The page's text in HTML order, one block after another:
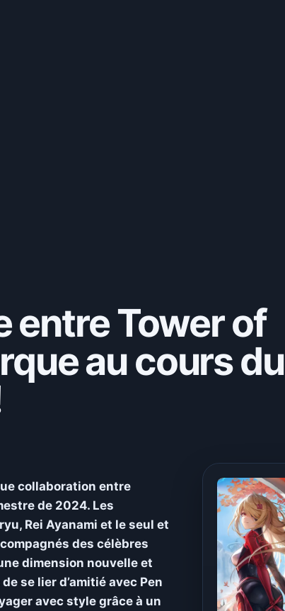
entre Tower of
au cours du
collaboration entre
de 2024. Les
Rei Ayanami et le seul et
des célèbres
dimension nouvelle et
se lier d’amitié avec Pen
avec style grâce à un